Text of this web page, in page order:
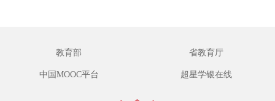
教育部 省教育厅
中国MOOC平台 超星学银在线